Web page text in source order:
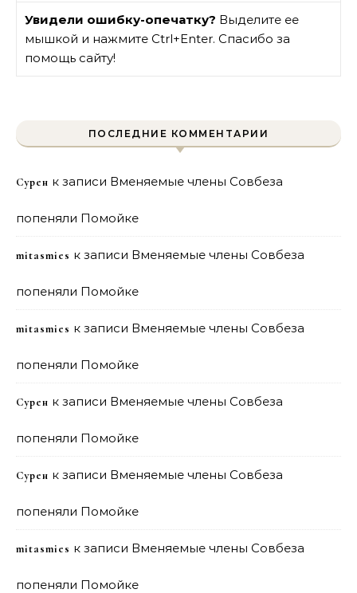
Увидели ошибку-опечатку? Выделите ее
мышкой и нажмите Ctrl+Enter. Спасибо за
помощь сайту!
ПОСЛЕДНИЕ КОММЕНТАРИИ
Сурен к записи Вменяемые члены Совбеза
попеняли Помойке
mitasmies к записи Вменяемые члены Совбеза
попеняли Помойке
mitasmies к записи Вменяемые члены Совбеза
попеняли Помойке
Сурен к записи Вменяемые члены Совбеза
попеняли Помойке
Сурен к записи Вменяемые члены Совбеза
попеняли Помойке
mitasmies к записи Вменяемые члены Совбеза
попеняли Помойке